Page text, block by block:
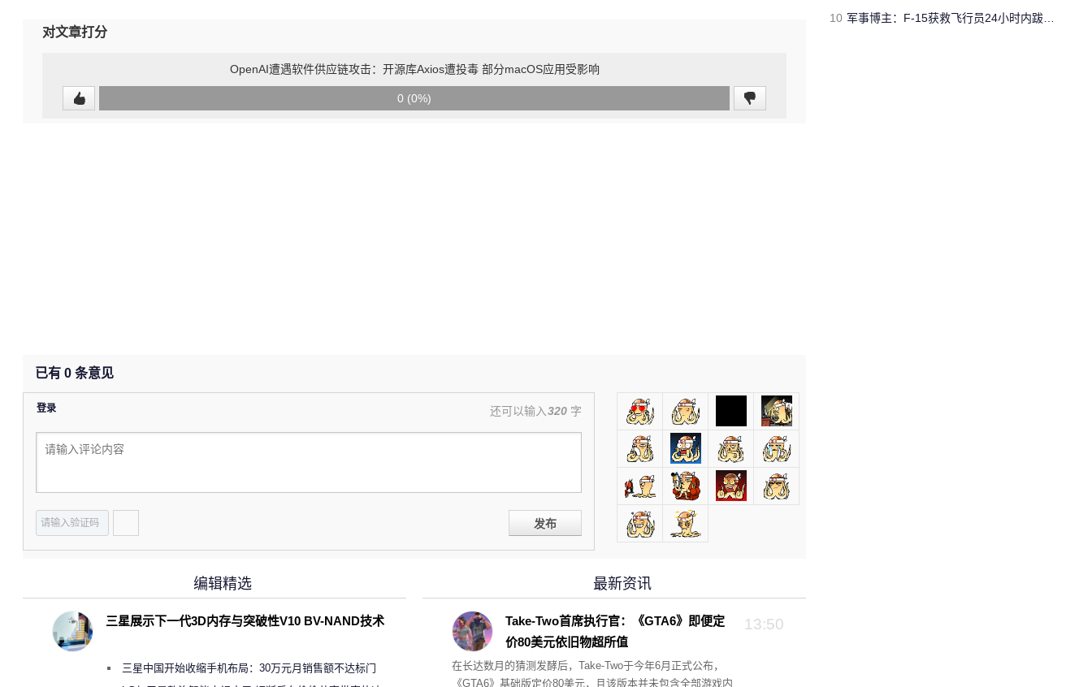
对文章打分
OpenAI遭遇软件供应链攻击：开源库Axios遭投毒 部分macOS应用受影响
0 (0%)
已有 0 条意见
登录 还可以输入320 字
发布
最新资讯
13:50
Take-Two首席执行官：《GTA6》即便定
价80美元依旧物超所值
在长达数月的猜测发酵后，Take-Two于今年6月正式公布，
《GTA6》基础版定价80美元，且该版本并未包含全部游戏内
编辑精选
三星展示下一代3D内存与突破性V10 BV-NAND技术
三星中国开始收缩手机布局：30万元月销售额不达标门
10 军事博主：F-15获救飞行员24小时内跋涉了150英里